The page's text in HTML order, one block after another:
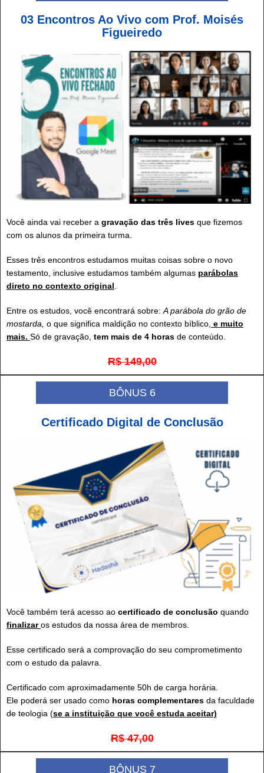
03 Encontros Ao Vivo com Prof. Moisés
Figueiredo
Você ainda vai receber a gravação das três lives que fizemos
com os alunos da primeira turma.
Esses três encontros estudamos muitas coisas sobre o novo
testamento, inclusive estudamos também algumas parábolas
direto no contexto original
Entre os estudos, você encontrará sobre: A parábola do grão de
mostarda, o que significa maldição no contexto bíblico, e muito
mais. Só de gravação, tem mais de 4 horas de conteúdo.
R$ 149,00
BÔNUS 6
Certificado Digital de Conclusão
Você também terá acesso ao certificado de conclusão quando
finalizaros estudos da nossa área de membros.
Esse certificado será a comprovação do seu comprometimento
com o estudo da palavra.
Certificado com aproximadamente 50h de carga horária.
Ele poderá ser usado como horas complementares da faculdade
de teologia (se a instituição que você estuda aceitar)
R$ 47,00
BÔNUS 7